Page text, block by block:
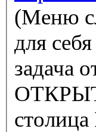
(Меню
для
задача
столица